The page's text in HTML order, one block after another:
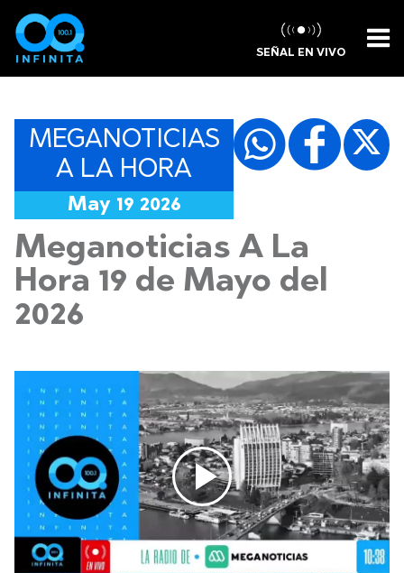
SEÑAL EN VIVO
MEGANOTICIAS
A LA HORA
May 19 2026
Meganoticias A La
Hora 19 de Mayo del
2026